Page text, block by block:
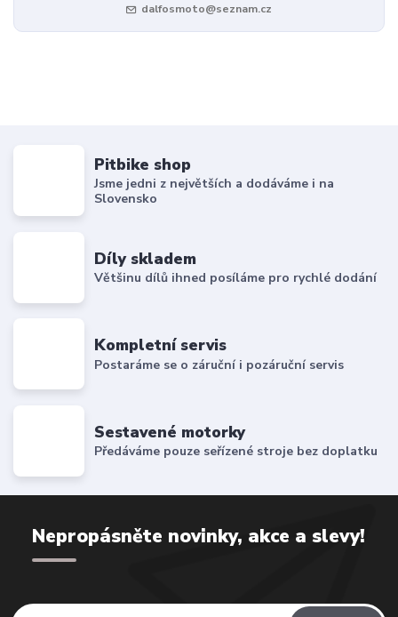
dalfosmoto@seznam.cz
Pitbike shop
Jsme jedni z největších a dodáváme i na
Slovensko
Díly skladem
Většinu dílů ihned posíláme pro rychlé dodání
Kompletní servis
Postaráme se o záruční i pozáruční servis
Sestavené motorky
Předáváme pouze seřízené stroje bez doplatku
Nepropásněte novinky, akce a slevy!